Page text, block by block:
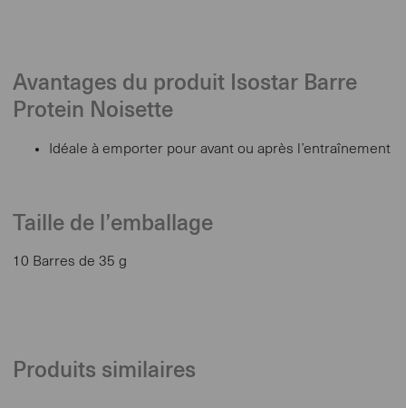
Avantages du produit Isostar Barre
Protein Noisette
Idéale à emporter pour avant ou après l’entraînement
Taille de l’emballage
10 Barres de 35 g
Produits similaires